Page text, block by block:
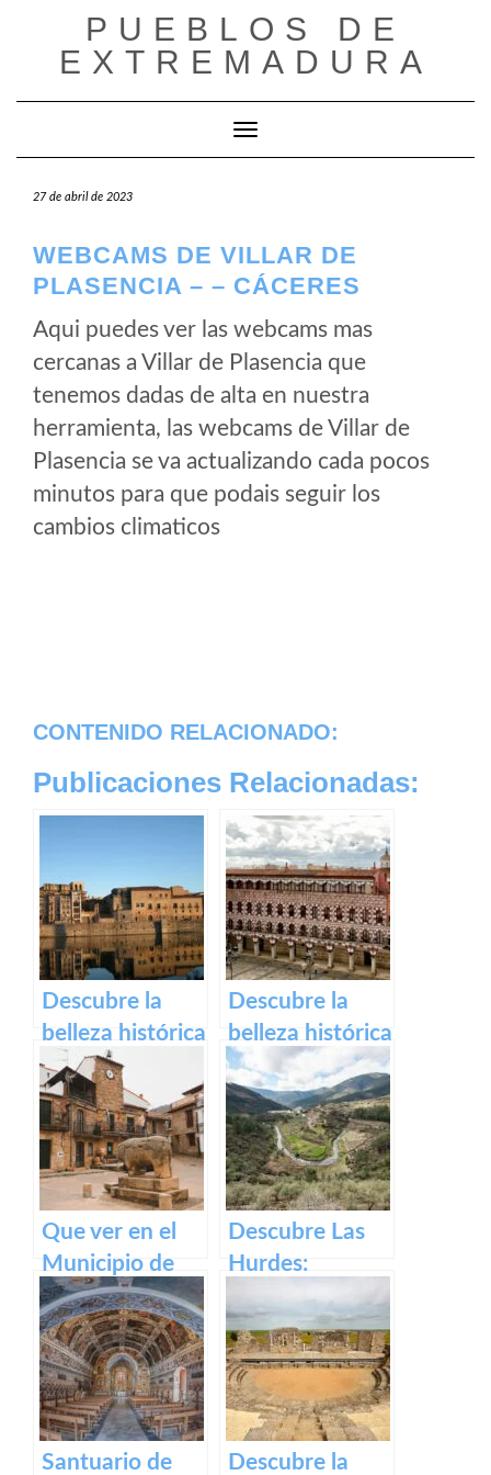
contenido
PUEBLOS DE
EXTREMADURA
Cambiar modo de navegación
27 de abril de 2023
WEBCAMS DE VILLAR DE
PLASENCIA – – CÁCERES
Aqui puedes ver las webcams mas
cercanas a Villar de Plasencia que
tenemos dadas de alta en nuestra
herramienta, las webcams de Villar de
Plasencia se va actualizando cada pocos
minutos para que podais seguir los
cambios climaticos
CONTENIDO RELACIONADO:
Publicaciones Relacionadas:
Descubre la
belleza histórica
de Plasencia a
través de su
casco antiguo –
Título SEO para
el casco
histórico de
Plasencia.
Descubre la
belleza histórica
y cultural de
Plaza Alta de
Badajoz
Que ver en el
Municipio de
Segura de Toro
en caceres
Descubre Las
Hurdes:
Naturaleza
salvaje y
rincones
ocultos en
Cáceres
Santuario de
Descubre la